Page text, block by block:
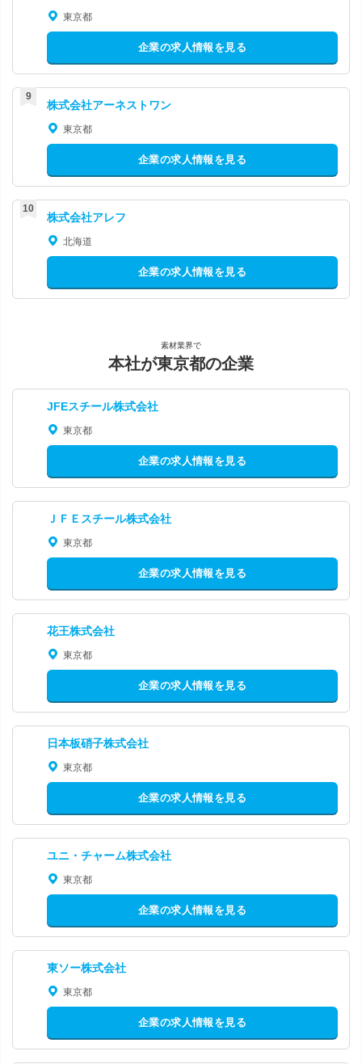
東京都
企業の求人情報を見る
株式会社アーネストワン
東京都
企業の求人情報を見る
株式会社アレフ
北海道
企業の求人情報を見る
素材業界で
本社が東京都の企業
JFEスチール株式会社
東京都
企業の求人情報を見る
ＪＦＥスチール株式会社
東京都
企業の求人情報を見る
花王株式会社
東京都
企業の求人情報を見る
日本板硝子株式会社
東京都
企業の求人情報を見る
ユニ・チャーム株式会社
東京都
企業の求人情報を見る
東ソー株式会社
東京都
企業の求人情報を見る